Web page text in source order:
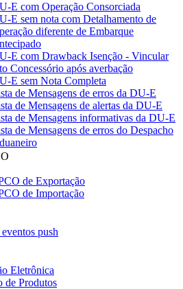
E com Operação Consorciada
E sem nota com Detalhamento de
diferente de Embarque
E com Drawback Isenção - Vincular
Concessório após averbação
E sem Nota Completa
de Mensagens de erros da DU-E
de Mensagens de alertas da DU-E
de Mensagens informativas da DU-E
de Mensagens de erros do Despacho
de Exportação
de Importação
push
Eletrônica
de Produtos